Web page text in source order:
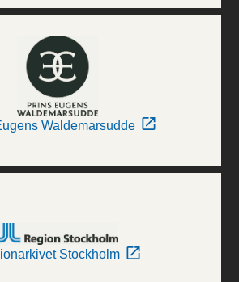
Waldemarsudde
Stockholm